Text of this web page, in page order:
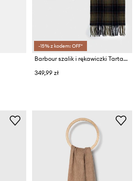
-15% z kodem: OFF*
Barbour szalik i rękawiczki Tartan Scarf & Glove Gift Set
349,99 zł